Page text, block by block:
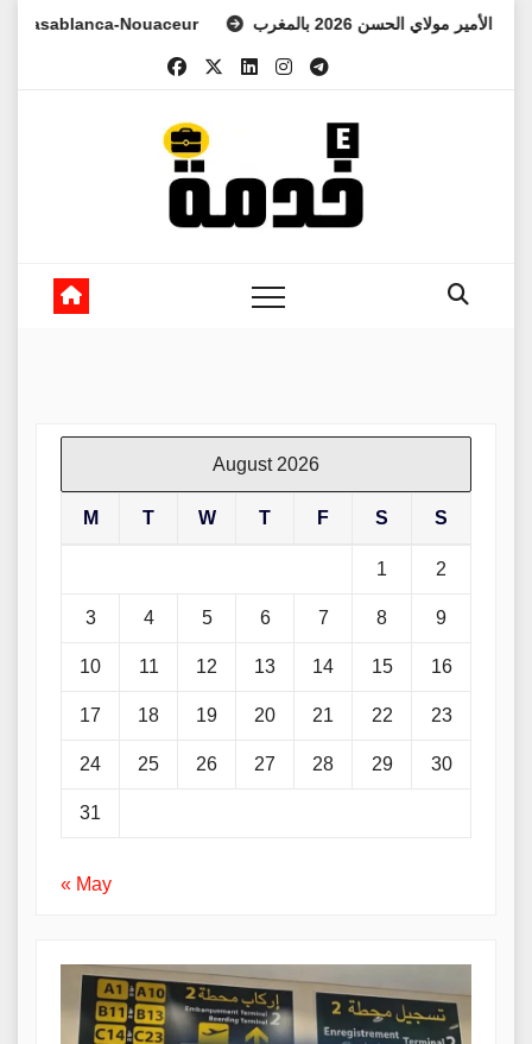
Nouaceur الأمير مولاي الحسن 2026 بالمغرب
August 2026
M T W T F S S
1 2
3 4 5 6 7 8 9
10 11 12 13 14 15 16
17 18 19 20 21 22 23
24 25 26 27 28 29 30
31
« May